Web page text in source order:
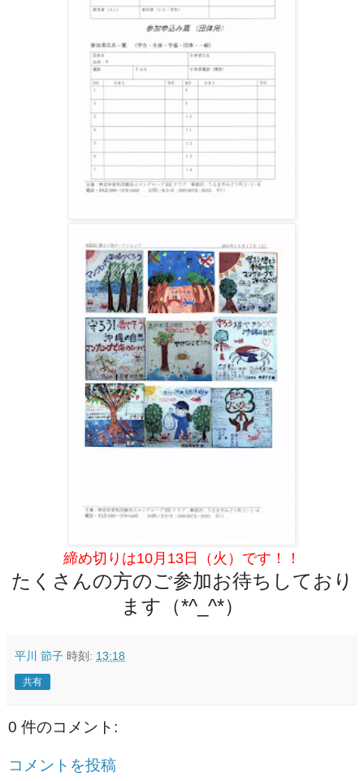
締め切りは10月13日（火）です！！
たくさんの方のご参加お待ちしており
ます（*^_^*）
平川 節子 時刻: 13:18
共有
0 件のコメント:
コメントを投稿